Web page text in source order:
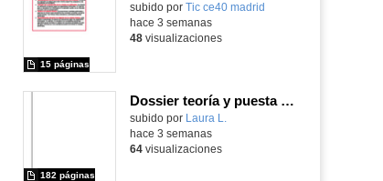
subido por Tic ce40 madrid
15 páginas
hace 3 semanas
48visualizaciones
Dossier teoría y puesta en práctica Äprendizaje Basado en Juegos en Educación Infantil y Primaria
Contenido educativo.
subido por Laura L.
182 páginas
hace 3 semanas
64visualizaciones